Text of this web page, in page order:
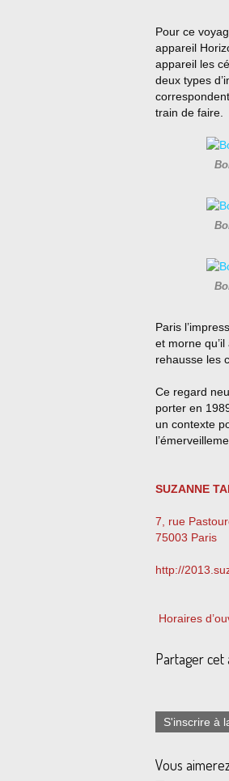
Pour ce
appareil
appareil les
deux types
train de faire.
Paris
et morne
rehausse les
Ce regard
porter en
un contexte
SUZANNE
7, rue
75003 Paris
http://
Horaires
Partager cet
S'inscrire à
Vous